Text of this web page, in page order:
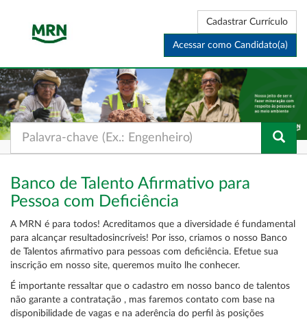
Cadastrar Currículo
Acessar como Candidato(a)
Banco de Talento Afirmativo para
Pessoa com Deficiência
A MRN é para todos! Acreditamos que a diversidade é fundamental
para alcançar resultadosincríveis! Por isso, criamos o nosso Banco
de Talentos afirmativo para pessoas com deficiência. Efetue sua
inscrição em nosso site, queremos muito lhe conhecer.
É importante ressaltar que o cadastro em nosso banco de talentos
não garante a contratação , mas faremos contato com base na
disponibilidade de vagas e na aderência do perfil às posições